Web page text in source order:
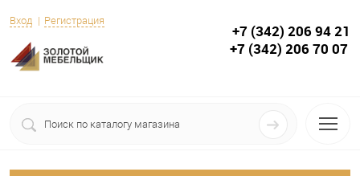
Вход Регистрация
+7 (342) 206 94 21
+7 (342) 206 70 07